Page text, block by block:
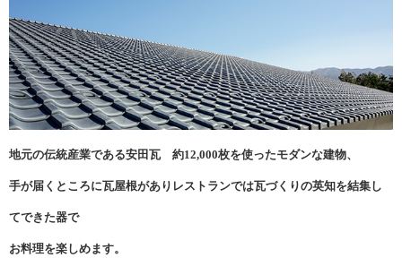
地元の伝統産業である安田瓦 約12,000枚を使ったモダンな建物、
手が届くところに瓦屋根がありレストランでは瓦づくりの英知を結集し
てできた器で
お料理を楽しめます。